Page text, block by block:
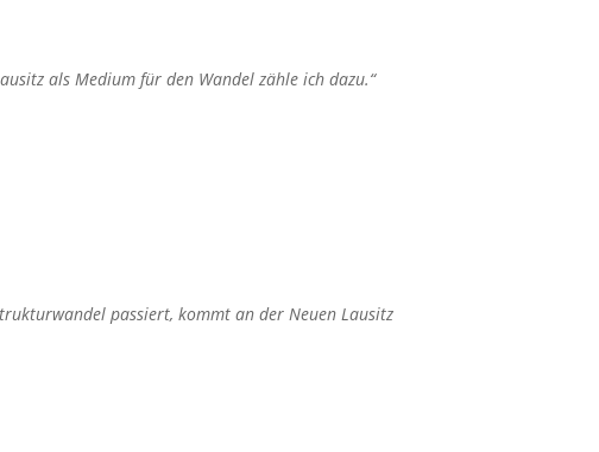
als Medium für den Wandel zähle ich dazu.“
passiert, kommt an der Neuen Lausitz